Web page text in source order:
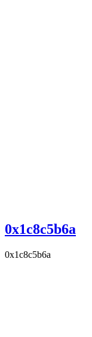
0x1c8c5b6a
0x1c8c5b6a